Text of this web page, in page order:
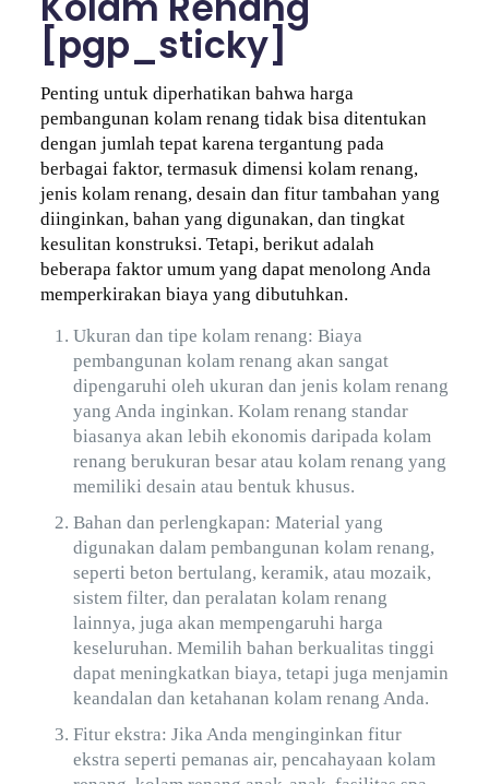
[pgp_sticky]
Penting untuk diperhatikan bahwa harga
pembangunan kolam renang tidak bisa ditentukan
dengan jumlah tepat karena tergantung pada
berbagai faktor, termasuk dimensi kolam renang,
jenis kolam renang, desain dan fitur tambahan yang
diinginkan, bahan yang digunakan, dan tingkat
kesulitan konstruksi. Tetapi, berikut adalah
beberapa faktor umum yang dapat menolong Anda
memperkirakan biaya yang dibutuhkan.
Ukuran dan tipe kolam renang: Biaya
pembangunan kolam renang akan sangat
dipengaruhi oleh ukuran dan jenis kolam renang
yang Anda inginkan. Kolam renang standar
biasanya akan lebih ekonomis daripada kolam
renang berukuran besar atau kolam renang yang
memiliki desain atau bentuk khusus.
Bahan dan perlengkapan: Material yang
digunakan dalam pembangunan kolam renang,
seperti beton bertulang, keramik, atau mozaik,
sistem filter, dan peralatan kolam renang
lainnya, juga akan mempengaruhi harga
keseluruhan. Memilih bahan berkualitas tinggi
dapat meningkatkan biaya, tetapi juga menjamin
keandalan dan ketahanan kolam renang Anda.
Fitur ekstra: Jika Anda menginginkan fitur
ekstra seperti pemanas air, pencahayaan kolam